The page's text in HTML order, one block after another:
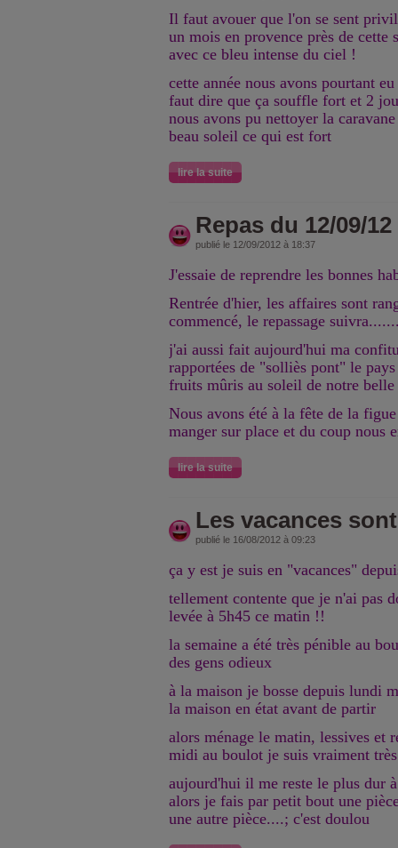
Il faut avouer que l'on se sent
un mois en provence près de cette
avec ce bleu intense du ciel !
cette année nous avons pourtant
faut dire que ça souffle fort et 2
nous avons pu nettoyer la
beau soleil ce qui est fort
lire la suite
Repas du 12/09/12
publié le 12/09/2012 à 18:37
J'essaie de reprendre les bonnes
Rentrée d'hier, les affaires sont
commencé, le repassage
j'ai aussi fait aujourd'hui ma
rapportées de "solliès pont" le
fruits mûris au soleil de notre
Nous avons été à la fête de la
manger sur place et du coup nous
lire la suite
Les vacances
publié le 16/08/2012 à 09:23
ça y est je suis en "vacances"
tellement contente que je n'ai pas
levée à 5h45 ce matin !!
la semaine a été très pénible au
des gens odieux
à la maison je bosse depuis lundi
la maison en état avant de partir
alors ménage le matin, lessives et
midi au boulot je suis vraiment
aujourd'hui il me reste le plus dur
alors je fais par petit bout une
une autre pièce....; c'est doulou